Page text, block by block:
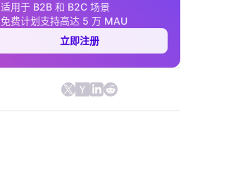
适用于 B2B 和 B2C 场景
免费计划支持高达 5 万 MAU
立即注册